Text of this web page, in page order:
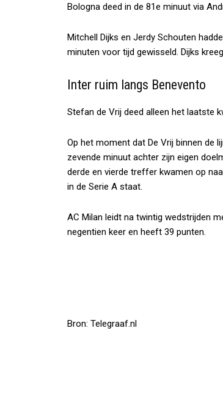
Bologna deed in de 81e minuut via
Mitchell Dijks en Jerdy Schouten
minuten voor tijd gewisseld. Dijks
Inter ruim langs Benevento
Stefan de Vrij deed alleen het laatste
Op het moment dat De Vrij binnen de
zevende minuut achter zijn eigen
derde en vierde treffer kwamen op
in de Serie A staat.
AC Milan leidt na twintig wedstrijden
negentien keer en heeft 39 punten.
Bron: Telegraaf.nl